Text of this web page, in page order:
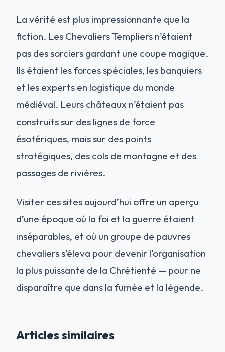
La vérité est plus impressionnante que la
fiction. Les Chevaliers Templiers n’étaient
pas des sorciers gardant une coupe magique.
Ils étaient les forces spéciales, les banquiers
et les experts en logistique du monde
médiéval. Leurs châteaux n’étaient pas
construits sur des lignes de force
ésotériques, mais sur des points
stratégiques, des cols de montagne et des
passages de rivières.
Visiter ces sites aujourd’hui offre un aperçu
d’une époque où la foi et la guerre étaient
inséparables, et où un groupe de pauvres
chevaliers s’éleva pour devenir l’organisation
la plus puissante de la Chrétienté — pour ne
disparaître que dans la fumée et la légende.
Articles similaires